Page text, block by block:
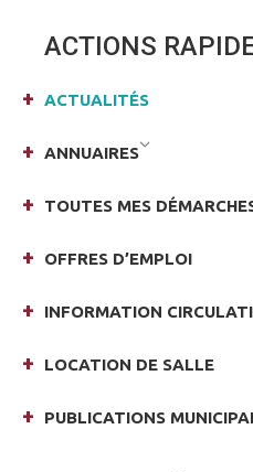
ACTIONS
ACTUALITÉS
ANNUAIRES
TOUTES MES
OFFRES D’EMPLOI
INFORMATION
LOCATION DE SALLE
PUBLICATIONS